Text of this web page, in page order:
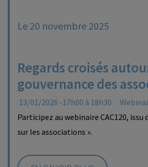
Le 20 novembre 2025
Regards croisés
gouvernance des
13/01/2026 -17h00 à 18h30
Participez au webinaire CAC120, issu
sur les associations ».